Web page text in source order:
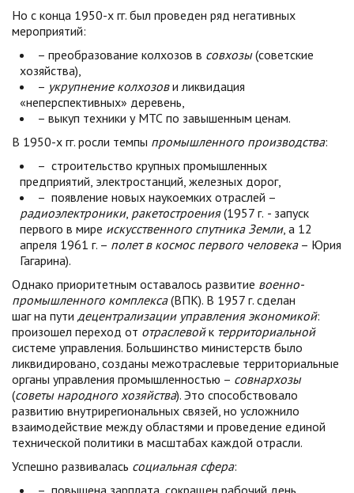
Но с конца 1950-х гг. был проведен ряд негативных
мероприятий:
– преобразование колхозов в совхозы(советские
хозяйства),
– укрупнение колхозови ликвидация
«неперспективных» деревень,
– выкуп техники у МТС по завышенным ценам.
В 1950-х гг. росли темпы промышленного производства:
– строительство крупных промышленных
предприятий, электростанций, железных дорог,
– появление новых наукоемких отраслей –
радиоэлектроники, ракетостроения(1957 г. - запуск
первого в мире искусственного спутника Земли, а 12
апреля 1961 г. – полет в космос первого человека– Юрия
Гагарина).
Однако приоритетным оставалось развитие военно-
промышленного комплекса(ВПК). В 1957 г. сделан
шаг на пути децентрализации управления экономикой:
произошел переход от отраслевойк территориальной
системе управления. Большинство министерств было
ликвидировано, созданы межотраслевые территориальные
органы управления промышленностью – совнархозы
(советы народного хозяйства). Это способствовало
развитию внутрирегиональных связей, но усложнило
взаимодействие между областями и проведение единой
технической политики в масштабах каждой отрасли.
Успешно развивалась социальная сфера:
– повышена зарплата, сокращен рабочий день,